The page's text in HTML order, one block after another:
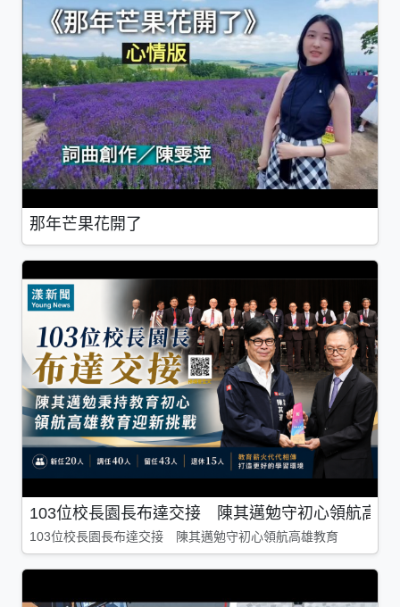
那年芒果花開了
103位校長園長布達交接 陳其邁勉守初心領航高雄
103位校長園長布達交接 陳其邁勉守初心領航高雄教育